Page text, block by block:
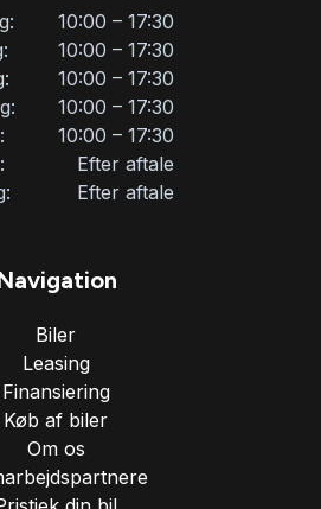
10:00 – 17:30
10:00 – 17:30
10:00 – 17:30
10:00 – 17:30
10:00 – 17:30
Efter aftale
Efter aftale
Biler
Leasing
Finansiering
Køb af biler
Om os